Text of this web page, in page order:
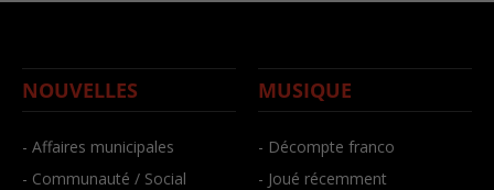
NOUVELLES
- Affaires municipales
- Communauté / Social
MUSIQUE
- Décompte franco
- Joué récemment